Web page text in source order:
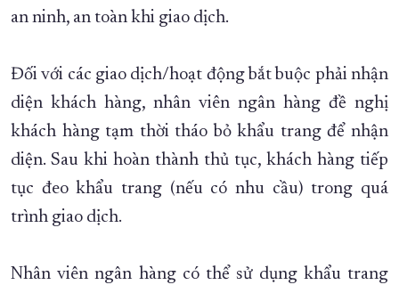
an ninh, an toàn khi giao dịch.
Đối với các giao dịch/hoạt động bắt buộc phải nhận
diện khách hàng, nhân viên ngân hàng đề nghị
khách hàng tạm thời tháo bỏ khẩu trang để nhận
diện. Sau khi hoàn thành thủ tục, khách hàng tiếp
tục đeo khẩu trang (nếu có nhu cầu) trong quá
trình giao dịch.
Nhân viên ngân hàng có thể sử dụng khẩu trang